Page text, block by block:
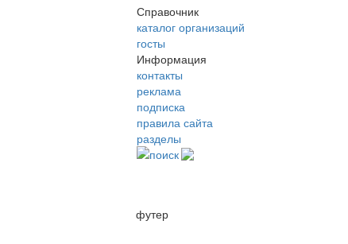
Справочник
каталог организаций
госты
Информация
контакты
реклама
подписка
правила сайта
разделы
поиск
футер